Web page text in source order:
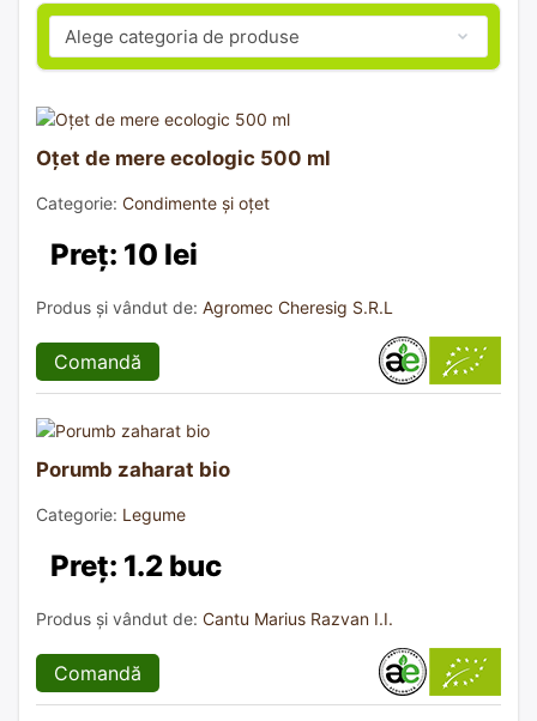
Oțet de mere ecologic 500 ml
Categorie: Condimente și oțet
Preț: 10 lei
Produs și vândut de: Agromec Cheresig S.R.L
Comandă
Porumb zaharat bio
Categorie: Legume
Preț: 1.2 buc
Produs și vândut de: Cantu Marius Razvan I.I.
Comandă